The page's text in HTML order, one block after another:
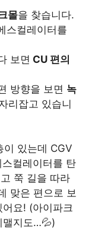
몰을 찾습니다.
스컬레이터를
보면 CU 편의
방향을 보면 녹
리잡고 있습니
이 있는데 CGV
컬레이터를 탄
쭉 길을 따라
맞은 편으로 보
요! (아이파크
맬지도…💦)